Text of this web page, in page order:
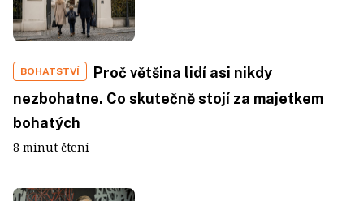
BOHATSTVÍ
Proč většina lidí asi nikdy
nezbohatne. Co skutečně stojí za majetkem
bohatých
8 minut čtení